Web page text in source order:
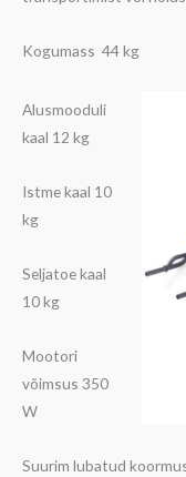
Kogumass 44 kg
Alusmooduli
kaal 12 kg
Istme kaal 10
kg
Seljatoe kaal
10 kg
Mootori
võimsus 350
W
Suurim lubatud